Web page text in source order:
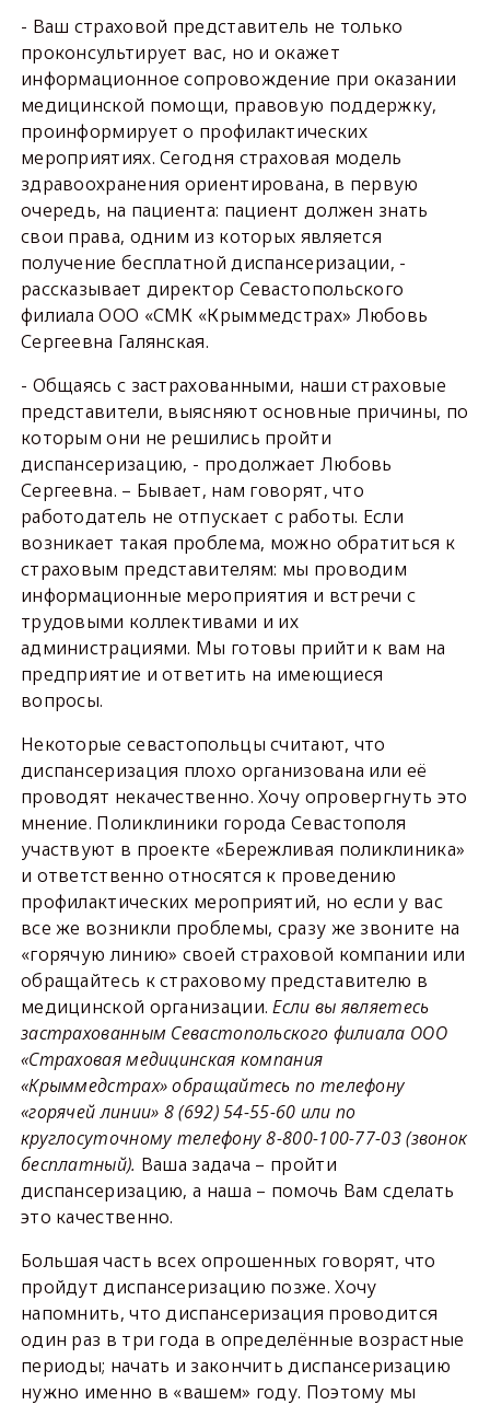
- Ваш страховой представитель не только
проконсультирует вас, но и окажет
информационное сопровождение при оказании
медицинской помощи, правовую поддержку,
проинформирует о профилактических
мероприятиях. Сегодня страховая модель
здравоохранения ориентирована, в первую
очередь, на пациента: пациент должен знать
свои права, одним из которых является
получение бесплатной диспансеризации, -
рассказывает директор Севастопольского
филиала ООО «СМК «Крыммедстрах» Любовь
Сергеевна Галянская.
- Общаясь с застрахованными, наши страховые
представители, выясняют основные причины, по
которым они не решились пройти
диспансеризацию, - продолжает Любовь
Сергеевна. – Бывает, нам говорят, что
работодатель не отпускает с работы. Если
возникает такая проблема, можно обратиться к
страховым представителям: мы проводим
информационные мероприятия и встречи с
трудовыми коллективами и их
администрациями. Мы готовы прийти к вам на
предприятие и ответить на имеющиеся
вопросы.
Некоторые севастопольцы считают, что
диспансеризация плохо организована или её
проводят некачественно. Хочу опровергнуть это
мнение. Поликлиники города Севастополя
участвуют в проекте «Бережливая поликлиника»
и ответственно относятся к проведению
профилактических мероприятий, но если у вас
все же возникли проблемы, сразу же звоните на
«горячую линию» своей страховой компании или
обращайтесь к страховому представителю в
медицинской организации.Если вы являетесь
застрахованным Севастопольского филиала ООО
«Страховая медицинская компания
«Крыммедстрах» обращайтесь по телефону
«горячей линии» 8 (692) 54-55-60 или по
круглосуточному телефону 8-800-100-77-03 (звонок
бесплатный). Ваша задача – пройти
диспансеризацию, а наша – помочь Вам сделать
это качественно.
Большая часть всех опрошенных говорят, что
пройдут диспансеризацию позже. Хочу
напомнить, что диспансеризация проводится
один раз в три года в определённые возрастные
периоды; начать и закончить диспансеризацию
нужно именно в «вашем» году. Поэтому мы